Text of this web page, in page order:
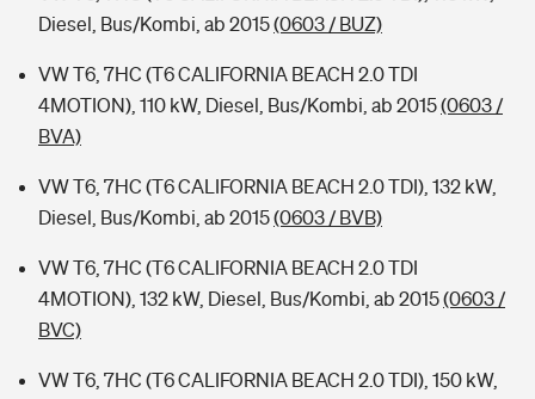
Diesel, Bus/Kombi, ab 2015(0603 / BUZ)
VW T6, 7HC (T6 CALIFORNIA BEACH 2.0 TDI
4MOTION), 110 kW, Diesel, Bus/Kombi, ab 2015(0603 /
BVA)
VW T6, 7HC (T6 CALIFORNIA BEACH 2.0 TDI), 132 kW,
Diesel, Bus/Kombi, ab 2015(0603 / BVB)
VW T6, 7HC (T6 CALIFORNIA BEACH 2.0 TDI
4MOTION), 132 kW, Diesel, Bus/Kombi, ab 2015(0603 /
BVC)
VW T6, 7HC (T6 CALIFORNIA BEACH 2.0 TDI), 150 kW,